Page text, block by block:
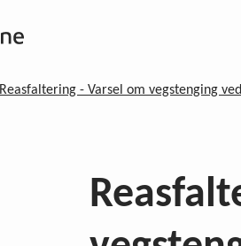
Reasfaltering - Varsel om vegstenging